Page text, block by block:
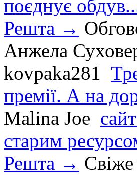
поєднує
Решта →
Анжела
kovpaka281
премії. А на
Malina Joe
старим
Решта →